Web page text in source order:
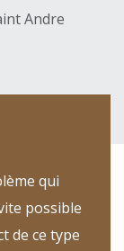
Andre
qui
possible
de ce type